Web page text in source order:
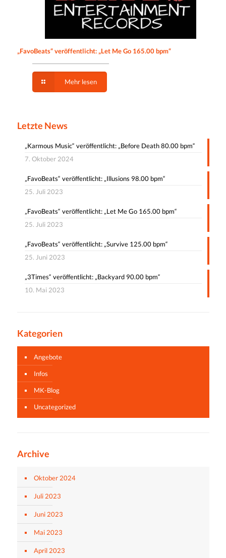
„FavoBeats“ veröffentlicht: „Let Me Go 165.00 bpm“
Mehr lesen
Letzte News
„Karmous Music“ veröffentlicht: „Before Death 80.00 bpm“
7. Oktober 2024
„FavoBeats“ veröffentlicht: „Illusions 98.00 bpm“
25. Juli 2023
„FavoBeats“ veröffentlicht: „Let Me Go 165.00 bpm“
25. Juli 2023
„FavoBeats“ veröffentlicht: „Survive 125.00 bpm“
25. Juni 2023
„3Times“ veröffentlicht: „Backyard 90.00 bpm“
10. Mai 2023
Kategorien
Angebote
Infos
MK-Blog
Uncategorized
Archive
Oktober 2024
Juli 2023
Juni 2023
Mai 2023
April 2023